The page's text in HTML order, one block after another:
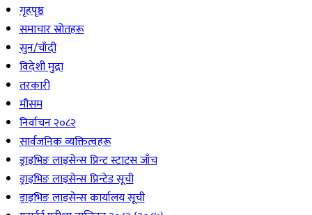
गृहपृष्ठ
समाचार स्रोतहरू
सुन/चाँदी
विदेशी मुद्रा
तरकारी
मौसम
निर्वाचन २०८२
सार्वजनिक व्यक्तित्वहरू
ड्राइभिङ लाइसेन्स प्रिन्ट स्टाटस जाँच
ड्राइभिङ लाइसेन्स प्रिन्टेड सूची
ड्राइभिङ लाइसेन्स कार्यालय सूची